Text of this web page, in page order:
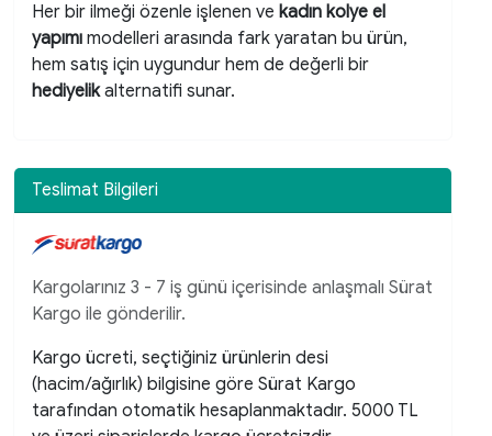
Her bir ilmeği özenle işlenen ve kadın kolye el
yapımı modelleri arasında fark yaratan bu ürün,
hem satış için uygundur hem de değerli bir
hediyelikalternatifi sunar.
Teslimat Bilgileri
Kargolarınız 3 - 7 iş günü içerisinde anlaşmalı Sürat
Kargo ile gönderilir.
Kargo ücreti, seçtiğiniz ürünlerin desi
(hacim/ağırlık) bilgisine göre Sürat Kargo
tarafından otomatik hesaplanmaktadır. 5000 TL